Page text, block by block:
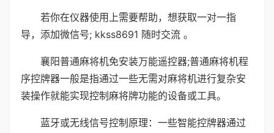
若你在仪器使用上需要帮助，想获取一对一指
导，添加微信号; kkss8691 随时交流 。
襄阳普通麻将机免安装万能遥控器;普通麻将机程
序控牌器一般是指通过一些无需对麻将机进行复杂安
装操作就能实现控制麻将牌功能的设备或工具。
蓝牙或无线信号控制原理：一些智能控牌器通过